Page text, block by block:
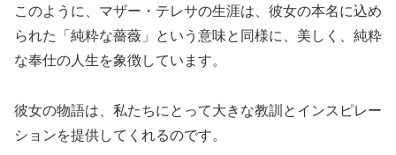
このように、マザー・テレサの生涯は、彼女の本名に込め
られた「純粋な薔薇」という意味と同様に、美しく、純粋
な奉仕の人生を象徴しています。
彼女の物語は、私たちにとって大きな教訓とインスピレー
ションを提供してくれるのです。